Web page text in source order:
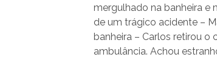
mergulhado na banheira e
de um trágico acidente –
banheira – Carlos retirou
ambulância. Achou